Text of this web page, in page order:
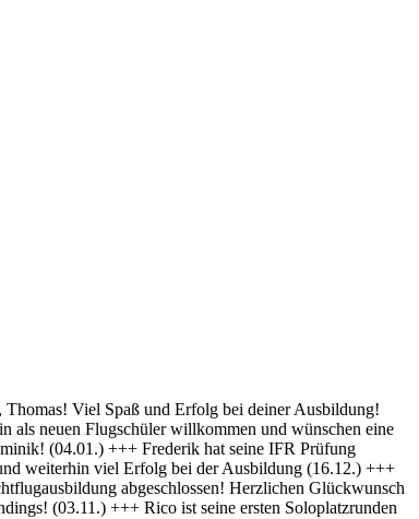
neue Flugschüler willkommen und wünschen eine erfolgreiche Ausbildung! (26.08.) +++ Herzlichen Glückwünsch zum ersten Solo, Luis und always happy landings! (22.08.) +++ Die FFG hat ein neues Vereinsmitglied und einen weiteren Flugschüler. Herzlich Willkommen, Stefan ! (7.8.) +++ Vom „Fußgänger“ zum Luftfahrzeugführer! Lieber Carsten, herzlichen Glückwunsch zur bestandenen PPL-Prüfung! (19.7.) +++ Simon hat seine Praktische Prüfung bestanden! (12.07.) Herzlichen Glückwunsch und Always Happy Landings +++ Wir begrüßen Stefan S. als neues Mitglied der FFG! - Herzlichen Glückwunsch & Always Happy Landings! (06.07.) +++ (Falscheintrag ?? hr) Die FFG hat ein neues Vereinsmitglied und die Flugschule einen neuen Schüler: Herzlich Willkommen, Robert, und viel Spaß und Erfolg bei deiner Ausbildung. (2.7.) +++ Patrik hat heute sein erstes Solo geflogen - Herzlichen Glückwunsch & Always Happy Landings! (30.6.) +++ Herzlichen Glückwunsch Thiago zur erfolgreichen Prüfung (15.06.) & Always Happy Landings +++ Herzlichen Glückwunsch zu bestandenen PPL(A) Prüfung, Fabian - always happy landings ! (19.5.) +++ Stefan hat die Prüfung für die Instrumentenflugberechtigung bestanden! Gratulation und weiterhin Happy Landings! . (04.05.) +++ Herzlich Willkommen bei der FFG, Eike, und viel Spaß und Erfolg bei deiner Ausbildung. (22.04.) +++ Wir heißen Daniel H. als neuen Flugschüler willkommen und wünschen eine erfolgreiche Ausbildung! (01.04.) +++ Gratulation auch an Daniel P., der heute (31.03.) seinen ersten Alleinflug absolviert hat! Herzlichen Glückwunsch und weiterhin Happy Landings! +++ Norman hat am 15.03. seinen ersten Alleinflug absolviert! Herzlichen Glückwunsch und weiterhin Happy Landings! +++ Daniel hat heute (9.3.) seine Theoretische Prüfung bestanden! Herzlichen Glückwunsch und viel Spaß bei den nächsten Ausbildungsschritten +++ Marek hat heute (1.3.) seine Praktische Prüfung bestanden -Herzlichen Glückwunsch und Always Happy Landings +++ Herzlich Willkommen, Luis. Viel Spaß und Erfolg bei deiner Ausbildung. +++ Herzlich Willkommen, Maximilian. Viel Spaß und Erfolg bei deiner Ausbildung. +++ Simon hat heute (9.2.) seine Theoretische Prüfung bestanden - Herzlichen Glückwunsch +++ Paul hat heute (22. Nov) seine PPL-Prüfung bestanden! Herzlichen Glückwunsch und Always Happy Landings! +++ Willkommen bei der FFG, Vincent. Viel Spaß und Erfolg bei deiner Ausbildung! +++ Willkommen bei der FFG, Doris. Viel Spaß und Erfolg bei deiner Ausbildung! +++ Holger hat seine PPL-Prüfung bestanden! Gratulation und weiterhin Happy Landings! +++ Micha hat seine PPL